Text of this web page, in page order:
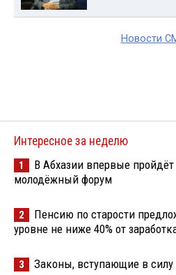
Новости
Интересное за неделю
1
В Абхазии впервые
молодёжный форум
2
Пенсию по старости
уровне не ниже 40% от
3 Законы, вступающие в силу